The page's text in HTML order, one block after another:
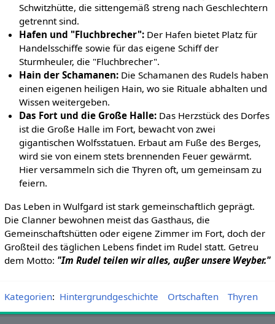
Schwitzhütte, die sittengemäß streng nach Geschlechtern
getrennt sind.
Hafen und "Fluchbrecher": Der Hafen bietet Platz für
Handelsschiffe sowie für das eigene Schiff der
Sturmheuler, die "Fluchbrecher".
Hain der Schamanen: Die Schamanen des Rudels haben
einen eigenen heiligen Hain, wo sie Rituale abhalten und
Wissen weitergeben.
Das Fort und die Große Halle: Das Herzstück des Dorfes
ist die Große Halle im Fort, bewacht von zwei
gigantischen Wolfsstatuen. Erbaut am Fuße des Berges,
wird sie von einem stets brennenden Feuer gewärmt.
Hier versammeln sich die Thyren oft, um gemeinsam zu
feiern.
Das Leben in Wulfgard ist stark gemeinschaftlich geprägt.
Die Clanner bewohnen meist das Gasthaus, die
Gemeinschaftshütten oder eigene Zimmer im Fort, doch der
Großteil des täglichen Lebens findet im Rudel statt. Getreu
dem Motto: "Im Rudel teilen wir alles, außer unsere Weyber."
Kategorien: Hintergrundgeschichte Ortschaften Thyren